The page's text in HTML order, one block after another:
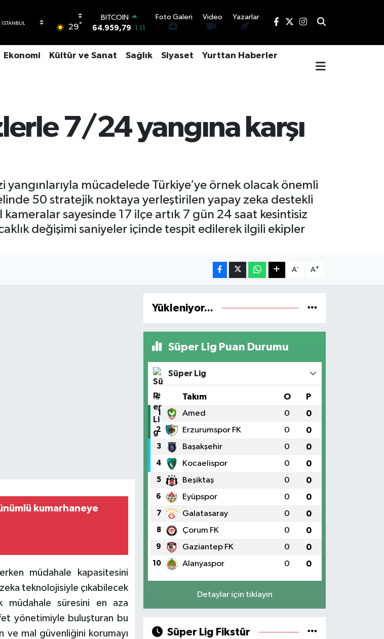
29°
64.959,79
1.11
DOLAR
EURO
0.32
BİST100
13.779
-14
Foto Galeri Video Yazarlar
Ekonomi Kültür ve Sanat Sağlık Siyaset Yurttan Haberler
7/24 yangına karşı
mücadelede Türkiye’ye örnek olacak önemli
50 stratejik noktaya yerleştirilen yapay zeka destekli
sayesinde 17 ilçe artık 7 gün 24 saat kesintisiz
değişimi saniyeler içinde tespit edilerek ilgili ekipler
A- A+
kumarhaneye
müdahale kapasitesini
teknolojisiyle çıkabilecek
müdahale süresini en aza
yönetimiyle buluşturan bu
ve mal güvenliğini korumayı
Yükleniyor...
Süper Lig Puan Durumu
Süper Lig
# Takım O P
1 Amed 0 0
2 Erzurumspor FK 0 0
3 Başakşehir 0 0
4 Kocaelispor 0 0
5 Beşiktaş 0 0
6 Eyüpspor 0 0
7 Galatasaray 0 0
8 Çorum FK 0 0
9 Gaziantep FK 0 0
10 Alanyaspor 0 0
Detaylar için tıklayın
Süper Lig Fikstür